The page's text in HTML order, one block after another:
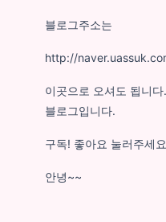
블로그주소는
http://
이곳으로 오셔도 됩니
블로그입니다.
구독! 좋아요 눌러주세
안녕~~